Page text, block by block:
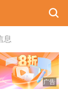
息
广告